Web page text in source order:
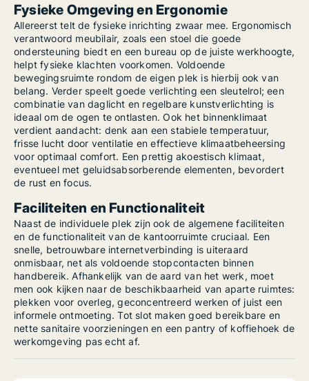
Fysieke Omgeving en Ergonomie
Allereerst telt de fysieke inrichting zwaar mee. Ergonomisch
verantwoord meubilair, zoals een stoel die goede
ondersteuning biedt en een bureau op de juiste werkhoogte,
helpt fysieke klachten voorkomen. Voldoende
bewegingsruimte rondom de eigen plek is hierbij ook van
belang. Verder speelt goede verlichting een sleutelrol; een
combinatie van daglicht en regelbare kunstverlichting is
ideaal om de ogen te ontlasten. Ook het binnenklimaat
verdient aandacht: denk aan een stabiele temperatuur,
frisse lucht door ventilatie en effectieve klimaatbeheersing
voor optimaal comfort. Een prettig akoestisch klimaat,
eventueel met geluidsabsorberende elementen, bevordert
de rust en focus.
Faciliteiten en Functionaliteit
Naast de individuele plek zijn ook de algemene faciliteiten
en de functionaliteit van de kantoorruimte cruciaal. Een
snelle, betrouwbare internetverbinding is uiteraard
onmisbaar, net als voldoende stopcontacten binnen
handbereik. Afhankelijk van de aard van het werk, moet
men ook kijken naar de beschikbaarheid van aparte ruimtes:
plekken voor overleg, geconcentreerd werken of juist een
informele ontmoeting. Tot slot maken goed bereikbare en
nette sanitaire voorzieningen en een pantry of koffiehoek de
werkomgeving pas echt af.